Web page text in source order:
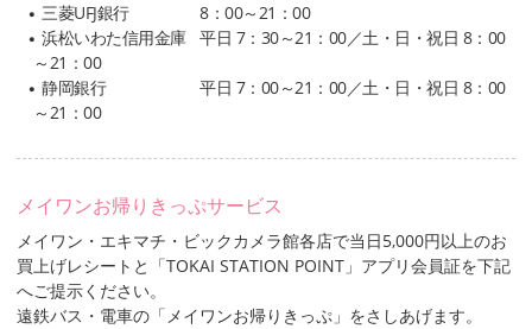
三菱UFJ銀行
8：00～21：00
浜松いわた信用金庫
平日 7：30～21：00／土・日・祝日 8：00
～21：00
静岡銀行
平日 7：00～21：00／土・日・祝日 8：00
～21：00
メイワンお帰りきっぷサービス
メイワン・エキマチ・ビックカメラ館各店で当日5,000円以上のお
買上げレシートと「TOKAI STATION POINT」アプリ会員証を下記
へご提示ください。
遠鉄バス・電車の「メイワンお帰りきっぷ」をさしあげます。